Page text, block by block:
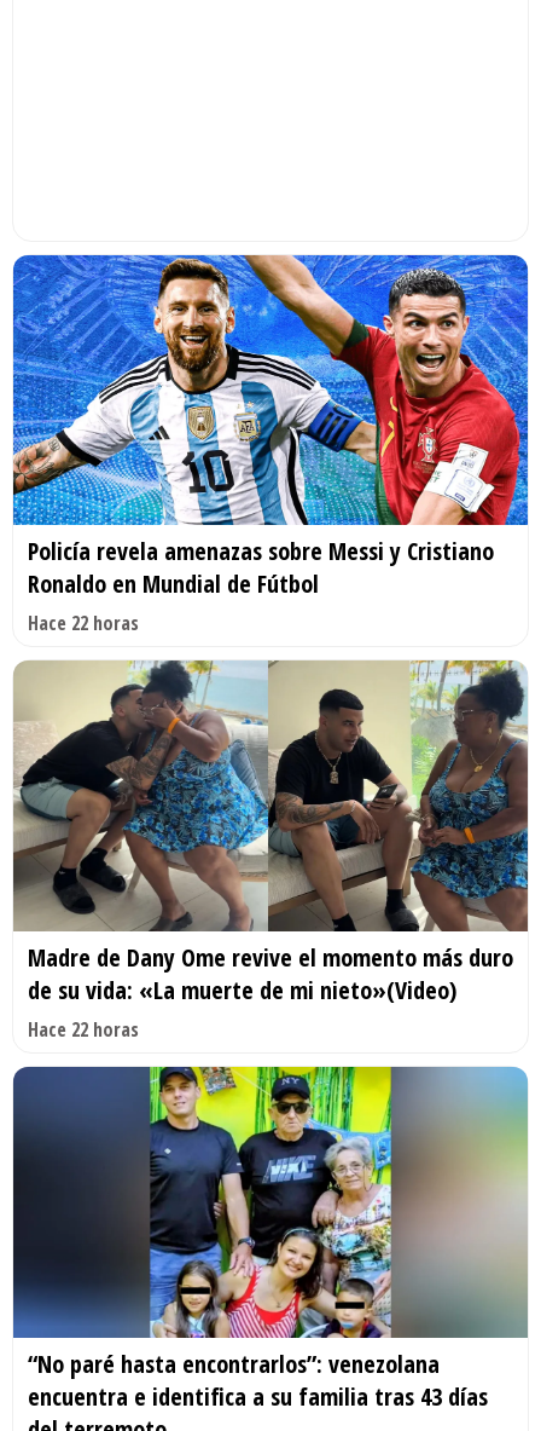
Policía revela amenazas sobre Messi y Cristiano
Ronaldo en Mundial de Fútbol
Hace 22 horas
Madre de Dany Ome revive el momento más duro
de su vida: «La muerte de mi nieto»(Video)
Hace 22 horas
“No paré hasta encontrarlos”: venezolana
encuentra e identifica a su familia tras 43 días